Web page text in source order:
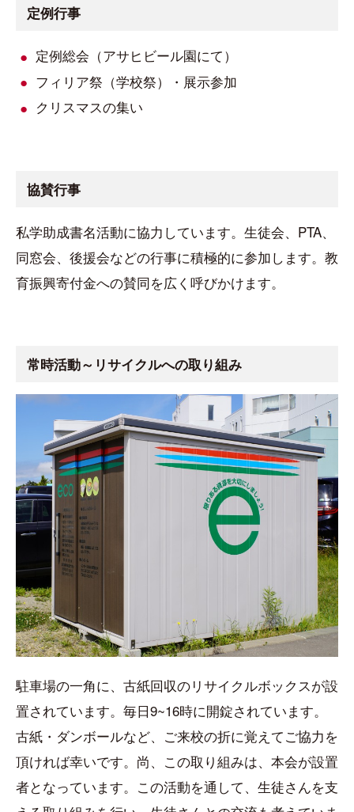
定例行事
定例総会（アサヒビール園にて）
フィリア祭（学校祭）・展示参加
クリスマスの集い
協賛行事
私学助成書名活動に協力しています。生徒会、PTA、
同窓会、後援会などの行事に積極的に参加します。教
育振興寄付金への賛同を広く呼びかけます。
常時活動～リサイクルへの取り組み
駐車場の一角に、古紙回収のリサイクルボックスが設
置されています。毎日9~16時に開錠されています。
古紙・ダンボールなど、ご来校の折に覚えてご協力を
頂ければ幸いです。尚、この取り組みは、本会が設置
者となっています。この活動を通して、生徒さんを支